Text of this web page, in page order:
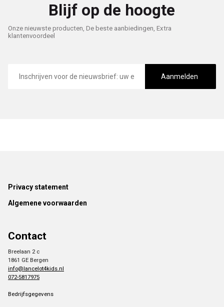
Blijf op de hoogte
Onze nieuwste producten, De beste aanbiedingen, Extra
klantenvoordeel
mailadres
Aanmelden
Footer
Privacy statement
Algemene voorwaarden
Contact
Breelaan 2 c
1861 GE Bergen
info@lancelot4kids.nl
072-5817975
Bedrijfsgegevens